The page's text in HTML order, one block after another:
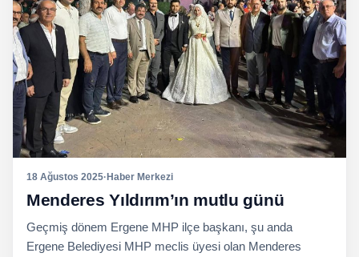
18 Ağustos 2025·Haber Merkezi
Menderes Yıldırım’ın mutlu günü
Geçmiş dönem Ergene MHP ilçe başkanı, şu anda
Ergene Belediyesi MHP meclis üyesi olan Menderes